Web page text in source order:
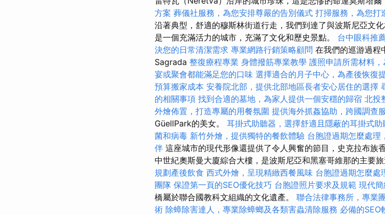
方案 葬儀社服務，為您安排尊嚴的告別儀式 打掃服務，為您打
沿著典型，舒適的穆斯林街道行走，我們到達了與波斯尼亞文
是一個充滿活力的城市，充滿了文化和歷史景點。 台中眼科推
決您的日常清潔需求 專業網路行銷策略顧問 在我們的巡游過程
Sagrada 整復療程專業 身體撥筋專業教學 護照申請所需材料
宴或聚會都能滿足您的口味 選擇適合的月子中心，為產後恢復
預算搬家成本 安養院北部，提供北部地區長者安心居住的選擇
的相關事項 找到合適的墓地，為家人提供一個安穩的歸宿 北投
外燴佈置，打造專屬的用餐氛圍 提供海外抓姦協助，跨國調查
GüellPark的美女。 耳掛式助聽器，選擇舒適且隱蔽的耳掛式助
菌和病毒 新竹外燴，提供獨特的餐飲體驗 台胞證過期怎麼處理
伴 這座城市的現代形像還提供了令人興奮的節目，史克拉布族
中世紀奧斯曼大廈綜合大樓，是波斯尼亞和黑塞哥維那的主要旅
規劃產後飲食 西式外燴，呈現精緻西餐風味 台胞證過期怎麼處
團隊 保證第一頁的SEO優化技巧 台胞證照片要求及規範 現代
橋屬於聯合國教科文組織的文化遺產。 聯合法律事務所，專業
術 除蟑除害達人，專業除蟑螂及各類害蟲清除服務 必備的SEO